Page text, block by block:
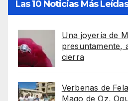
Las 10 Noticias Más Leídas
Una joyería de
presuntamente,
cierra
Verbenas de
Mago de Oz,